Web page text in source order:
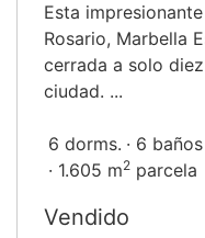
Esta
Rosario, Marbella
cerrada a solo
ciudad. ...
6 dorms. 6 baños
1.605 m2 parcela
Vendido